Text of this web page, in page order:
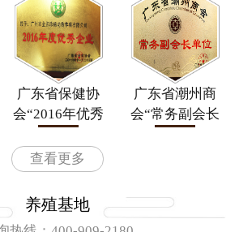
广东省保健协
会“2016年优秀
广东省潮州商
会“常务副会长
查看更多
养殖基地